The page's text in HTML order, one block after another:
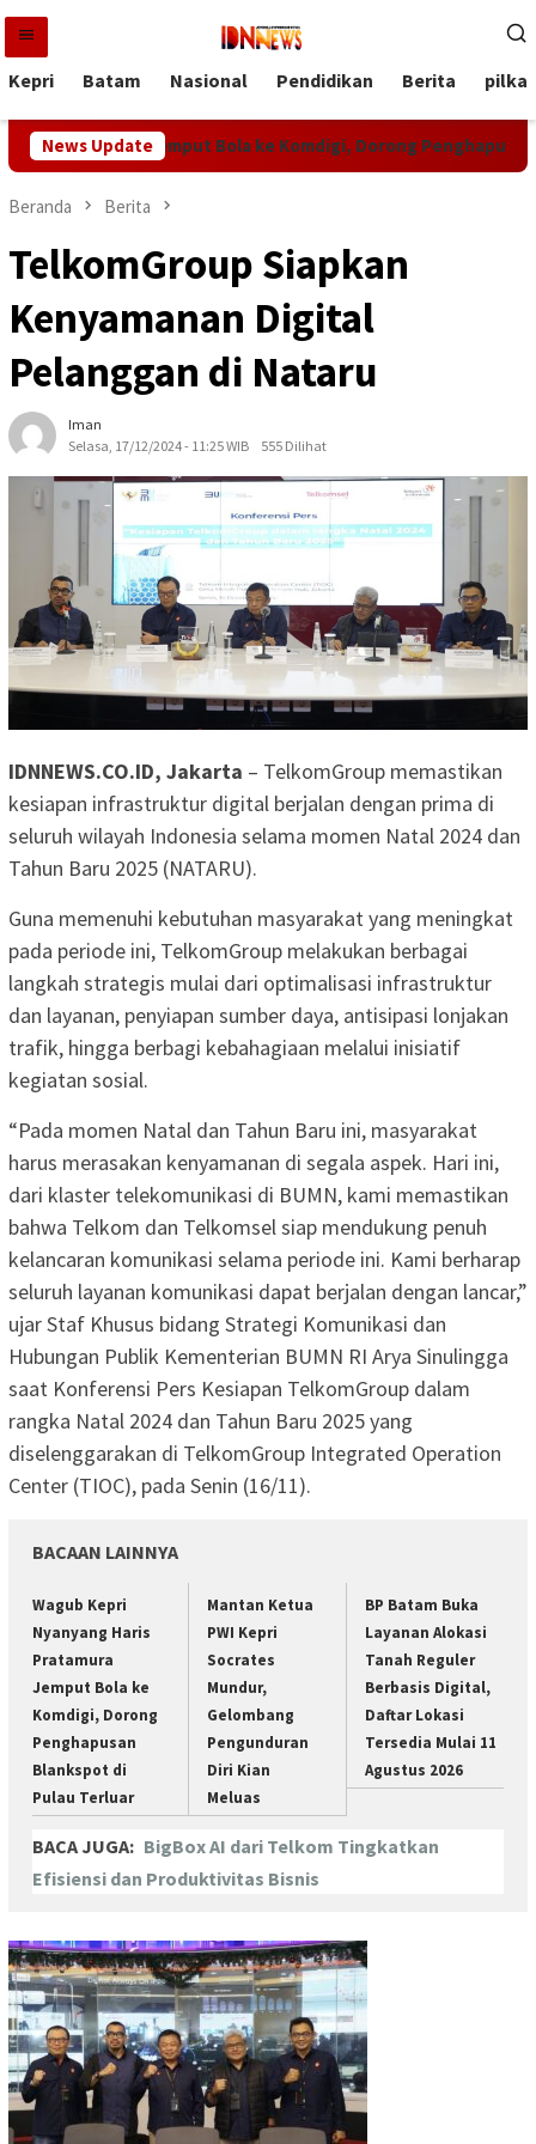
Loncat
konten
Kepri Batam Nasional Pendidikan Berita
News Update
Jemput Bola ke Komdigi, Dorong Penghapusan
Beranda Berita
TelkomGroup Siapkan
Kenyamanan Digital
Pelanggan di Nataru
Iman
Selasa, 17/12/2024 - 11:25 WIB
555 Dilihat
IDNNEWS.CO.ID, Jakarta – TelkomGroup memastikan
kesiapan infrastruktur digital berjalan dengan prima di
seluruh wilayah Indonesia selama momen Natal 2024 dan
Tahun Baru 2025 (NATARU).
Guna memenuhi kebutuhan masyarakat yang meningkat
pada periode ini, TelkomGroup melakukan berbagai
langkah strategis mulai dari optimalisasi infrastruktur
dan layanan, penyiapan sumber daya, antisipasi lonjakan
trafik, hingga berbagi kebahagiaan melalui inisiatif
kegiatan sosial.
“Pada momen Natal dan Tahun Baru ini, masyarakat
harus merasakan kenyamanan di segala aspek. Hari ini,
dari klaster telekomunikasi di BUMN, kami memastikan
bahwa Telkom dan Telkomsel siap mendukung penuh
kelancaran komunikasi selama periode ini. Kami berharap
seluruh layanan komunikasi dapat berjalan dengan lancar,”
ujar Staf Khusus bidang Strategi Komunikasi dan
Hubungan Publik Kementerian BUMN RI Arya Sinulingga
saat Konferensi Pers Kesiapan TelkomGroup dalam
rangka Natal 2024 dan Tahun Baru 2025 yang
diselenggarakan di TelkomGroup Integrated Operation
Center (TIOC), pada Senin (16/11).
BACAAN LAINNYA
Wagub Kepri
Nyanyang Haris
Pratamura
Jemput Bola ke
Komdigi, Dorong
Penghapusan
Blankspot di
Pulau Terluar
Mantan Ketua
PWI Kepri
Socrates
Mundur,
Gelombang
Pengunduran
Diri Kian
Meluas
BP Batam Buka
Layanan Alokasi
Tanah Reguler
Berbasis Digital,
Daftar Lokasi
Tersedia Mulai 11
Agustus 2026
BACA JUGA: BigBox AI dari Telkom Tingkatkan
Efisiensi dan Produktivitas Bisnis